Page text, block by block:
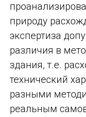
природу
экспертиза
различия в
здания, т.е.
технический
разными
реальным